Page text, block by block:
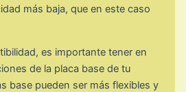
más baja, que en este caso
es importante tener en
de la placa base de tu
base pueden ser más flexibles y